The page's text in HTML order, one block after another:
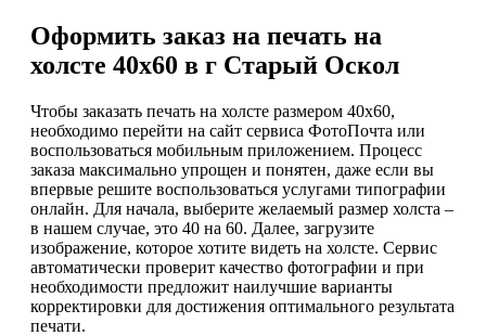
Оформить заказ на печать на
холсте 40х60 в г Старый Оскол
Чтобы заказать печать на холсте размером 40х60,
необходимо перейти на сайт сервиса ФотоПочта или
воспользоваться мобильным приложением. Процесс
заказа максимально упрощен и понятен, даже если вы
впервые решите воспользоваться услугами типографии
онлайн. Для начала, выберите желаемый размер холста –
в нашем случае, это 40 на 60. Далее, загрузите
изображение, которое хотите видеть на холсте. Сервис
автоматически проверит качество фотографии и при
необходимости предложит наилучшие варианты
корректировки для достижения оптимального результата
печати.